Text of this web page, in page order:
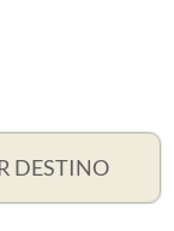
DESTINO